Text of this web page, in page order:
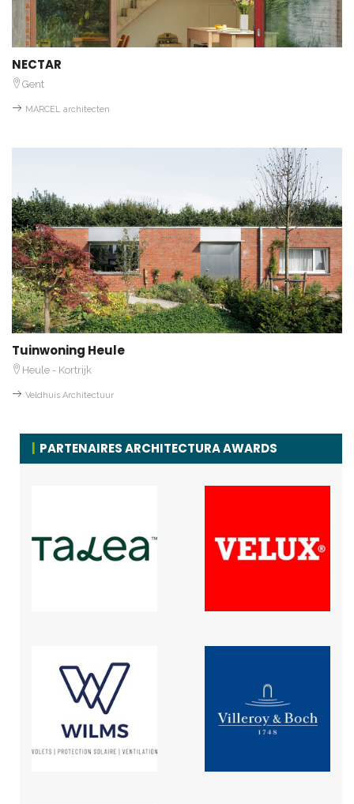
NECTAR
Gent
MARCEL architecten
Tuinwoning Heule
Heule - Kortrijk
Veldhuis Architectuur
PARTENAIRES ARCHITECTURA AWARDS